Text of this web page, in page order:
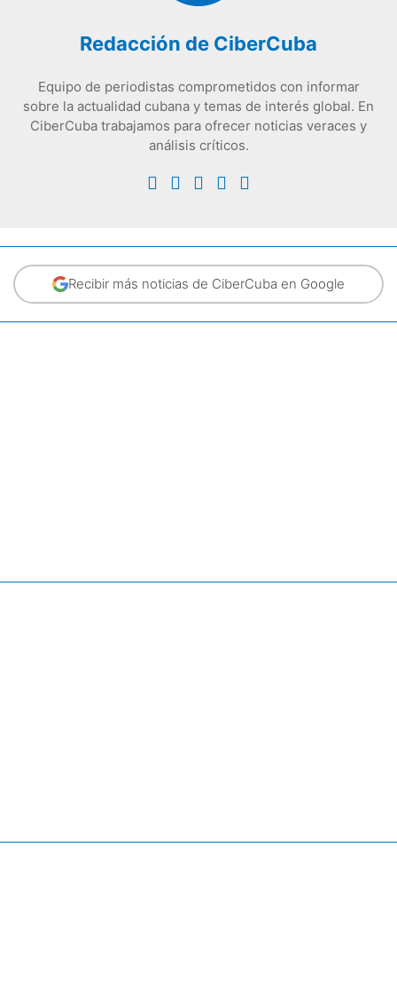
Redacción de CiberCuba
Equipo de periodistas comprometidos con informar
sobre la actualidad cubana y temas de interés global. En
CiberCuba trabajamos para ofrecer noticias veraces y
análisis críticos.
Recibir más noticias de CiberCuba en Google